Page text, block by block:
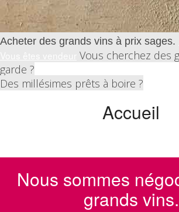
Acheter des grands vins à prix sages.
Vous cherchez des
garde ?
Des millésimes prêts à boire ?
Accueil
Nous sommes
grands vins.